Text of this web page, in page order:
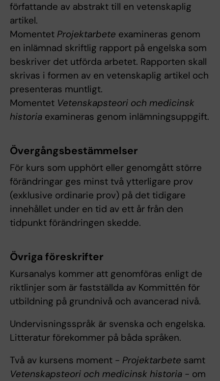
författande av abstrakt till en vetenskaplig
artikel.
Momentet Projektarbete examineras genom
en inlämnad skriftlig rapport på engelska som
beskriver det utförda arbetet. Rapporten skall
skrivas i formen av en vetenskaplig artikel och
presenteras muntligt.
Momentet Vetenskapsteori och medicinsk
historia examineras genom inlämningsuppgift.
Övergångsbestämmelser
För kurs som upphört eller genomgått större
förändringar ges minst två ytterligare prov
(exklusive ordinarie prov) på det tidigare
innehållet under en tid av ett år från den
tidpunkt förändringen skedde.
Övriga föreskrifter
Kursanalys kommer att genomföras enligt de
riktlinjer som är fastställda av Kommittén för
utbildning på grundnivå och avancerad nivå.
Undervisningsspråk är svenska och engelska.
Litteratur förekommer på båda språken.
Två av kursens moment - Projektarbete samt
Vetenskapsteori och medicinsk historia - om